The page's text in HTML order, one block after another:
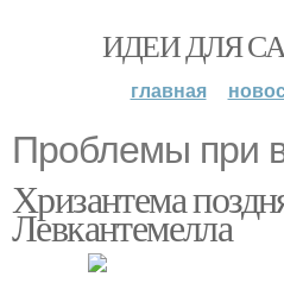
ИДЕИ ДЛЯ
главная
Проблемы при
Хризантема
Левкантемелла